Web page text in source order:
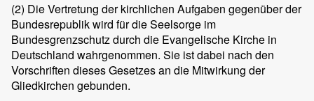
(2) Die Vertretung der kirchlichen Aufgaben gegenüber der
Bundesrepublik wird für die Seelsorge im
Bundesgrenzschutz durch die Evangelische Kirche in
Deutschland wahrgenommen. Sie ist dabei nach den
Vorschriften dieses Gesetzes an die Mitwirkung der
Gliedkirchen gebunden.